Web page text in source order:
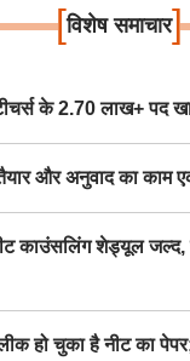
[विशेष समाचार]
के 2.70 लाख+ पद
और अनुवाद का काम
शेड्यूल जल्द,
हो चुका है नीट का